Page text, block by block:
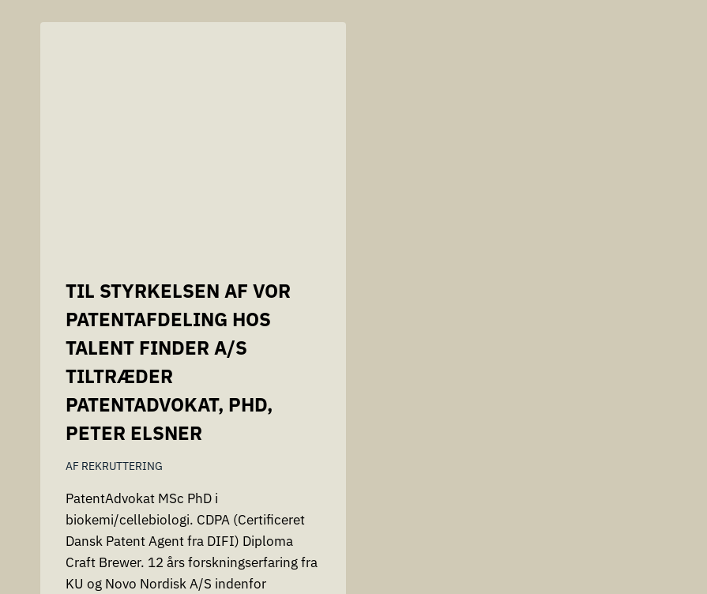
TIL STYRKELSEN AF VOR
PATENTAFDELING HOS
TALENT FINDER A/S
TILTRÆDER
PATENTADVOKAT, PHD,
PETER ELSNER
AF REKRUTTERING
PatentAdvokat MSc PhD i
biokemi/cellebiologi. CDPA (Certificeret
Dansk Patent Agent fra DIFI) Diploma
Craft Brewer. 12 års forskningserfaring fra
KU og Novo Nordisk A/S indenfor